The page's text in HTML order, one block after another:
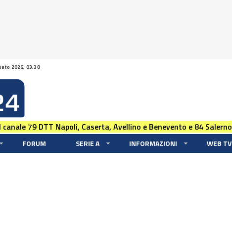
2026, 03:30
79 DTT Napoli, Caserta, Avellino e Benevento e 84 Salerno
FORUM SERIE A INFORMAZIONI WEB TV